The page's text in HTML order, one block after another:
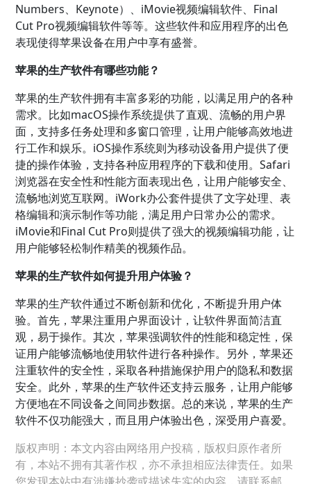
Numbers、Keynote）、iMovie视频编辑软件、Final
Cut Pro视频编辑软件等等。这些软件和应用程序的出色
表现使得苹果设备在用户中享有盛誉。
苹果的生产软件有哪些功能？
苹果的生产软件拥有丰富多彩的功能，以满足用户的各种
需求。比如macOS操作系统提供了直观、流畅的用户界
面，支持多任务处理和多窗口管理，让用户能够高效地进
行工作和娱乐。iOS操作系统则为移动设备用户提供了便
捷的操作体验，支持各种应用程序的下载和使用。Safari
浏览器在安全性和性能方面表现出色，让用户能够安全、
流畅地浏览互联网。iWork办公套件提供了文字处理、表
格编辑和演示制作等功能，满足用户日常办公的需求。
iMovie和Final Cut Pro则提供了强大的视频编辑功能，让
用户能够轻松制作精美的视频作品。
苹果的生产软件如何提升用户体验？
苹果的生产软件通过不断创新和优化，不断提升用户体
验。首先，苹果注重用户界面设计，让软件界面简洁直
观，易于操作。其次，苹果强调软件的性能和稳定性，保
证用户能够流畅地使用软件进行各种操作。另外，苹果还
注重软件的安全性，采取各种措施保护用户的隐私和数据
安全。此外，苹果的生产软件还支持云服务，让用户能够
方便地在不同设备之间同步数据。总的来说，苹果的生产
软件不仅功能强大，而且用户体验出色，深受用户喜爱。
版权声明：本文内容由网络用户投稿，版权归原作者所
有，本站不拥有其著作权，亦不承担相应法律责任。如果